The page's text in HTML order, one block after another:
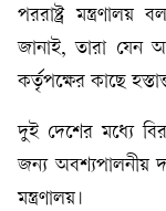
পররাষ্ট্র
জানাই, তারা যেন
কর্তৃপক্ষের কাছে
দুই দেশের মধ্যে
জন্য অবশ্যপালনীয়
মন্ত্রণালয়।